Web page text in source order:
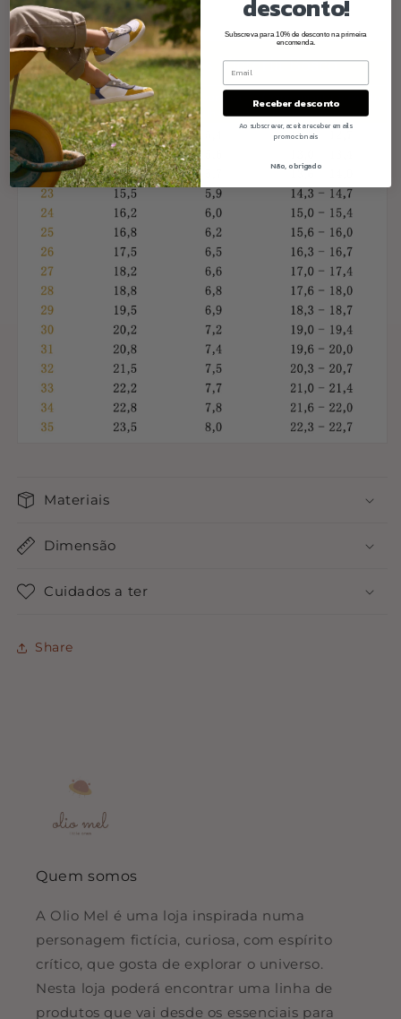
Materiais
Dimensão
Cuidados a ter
Share
Quem somos
A Olio Mel é uma loja inspirada numa
personagem fictícia, curiosa, com espírito
crítico, que gosta de explorar o universo.
Nesta loja poderá encontrar uma linha de
produtos que vai desde os essenciais para
desconto!
Subscreva para 10% de desconto na primeira
encomenda.
Receber desconto
Ao subscrever, aceita receber emails
promocionais
Não, obrigado